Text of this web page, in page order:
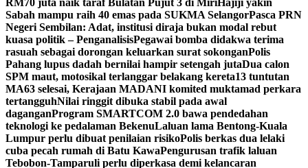
RM70 juta naik taraf Bulatan Pujut 3 di MiriHajiji yakin
Sabah mampu raih 40 emas pada SUKMA SelangorPasca PRN
Negeri Sembilan: Adat, institusi diraja bukan modal rebut
kuasa politik – PenganalisisPegawai bomba didakwa terima
rasuah sebagai dorongan keluarkan surat sokonganPolis
Pahang lupus dadah bernilai hampir setengah jutaDua calon
SPM maut, motosikal terlanggar belakang kereta13 tuntutan
MA63 selesai, Kerajaan MADANI komited muktamad perkara
tertangguhNilai ringgit dibuka stabil pada awal
daganganProgram SMARTCOM 2.0 bawa pendedahan
teknologi ke pedalaman BekenuLaluan lama Bentong-Kuala
Lumpur perlu dibuat penilaian risikoPolis berkas dua lelaki
cuba pecah rumah di Batu KawaPengurusan trafik laluan
Tebobon-Tamparuli perlu diperkasa demi kelancaran